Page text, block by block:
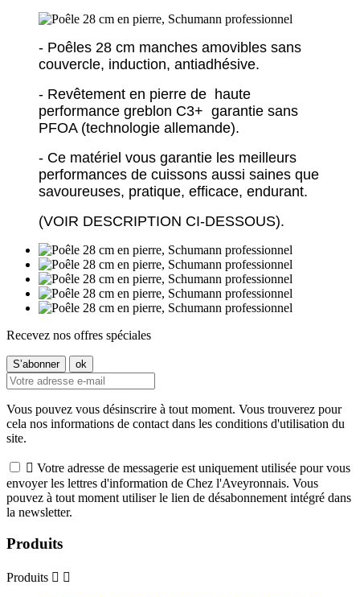
- Poêles 28 cm manches amovibles sans
couvercle, induction, antiadhésive.
- Revêtement en pierre de haute
performance greblon C3+ garantie sans
PFOA (technologie allemande).
- Ce matériel vous garantie les meilleurs
performances de cuissons aussi saines que
savoureuses, pratique, efficace, endurant.
(VOIR DESCRIPTION CI-DESSOUS).
Recevez nos offres spéciales
Vous pouvez vous désinscrire à tout moment. Vous trouverez pour
cela nos informations de contact dans les conditions d'utilisation du
site.
 Votre adresse de messagerie est uniquement utilisée pour vous
envoyer les lettres d'information de Chez l'Aveyronnais. Vous
pouvez à tout moment utiliser le lien de désabonnement intégré dans
la newsletter.
Produits
Produits  